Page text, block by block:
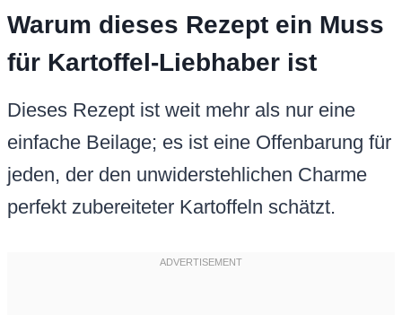
Warum dieses Rezept ein Muss
für Kartoffel-Liebhaber ist
Dieses Rezept ist weit mehr als nur eine
einfache Beilage; es ist eine Offenbarung für
jeden, der den unwiderstehlichen Charme
perfekt zubereiteter Kartoffeln schätzt.